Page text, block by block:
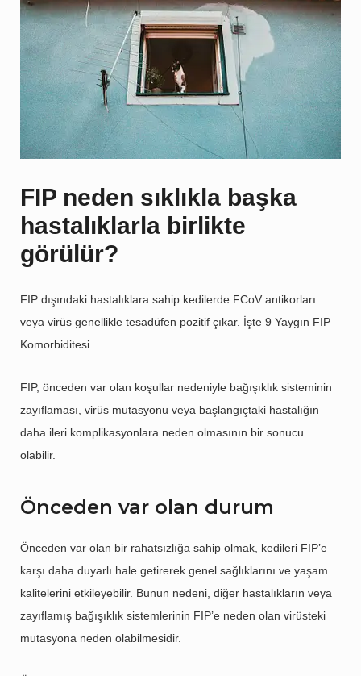
FIP neden sıklıkla başka
hastalıklarla birlikte
görülür?
FIP dışındaki hastalıklara sahip kedilerde FCoV antikorları
veya virüs genellikle tesadüfen pozitif çıkar. İşte 9 Yaygın FIP
Komorbiditesi.
FIP, önceden var olan koşullar nedeniyle bağışıklık sisteminin
zayıflaması, virüs mutasyonu veya başlangıçtaki hastalığın
daha ileri komplikasyonlara neden olmasının bir sonucu
olabilir.
Önceden var olan durum
Önceden var olan bir rahatsızlığa sahip olmak, kedileri FIP’e
karşı daha duyarlı hale getirerek genel sağlıklarını ve yaşam
kalitelerini etkileyebilir. Bunun nedeni, diğer hastalıkların veya
zayıflamış bağışıklık sistemlerinin FIP’e neden olan virüsteki
mutasyona neden olabilmesidir.